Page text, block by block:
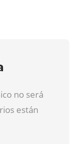
no será
están